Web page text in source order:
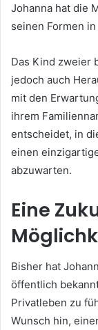
Johanna hat die
seinen Formen
Das Kind zweier
jedoch auch
mit den
ihrem
entscheidet, in
einen
abzuwarten.
Eine
Bisher hat
öffentlich
Privatleben zu
Wunsch hin,